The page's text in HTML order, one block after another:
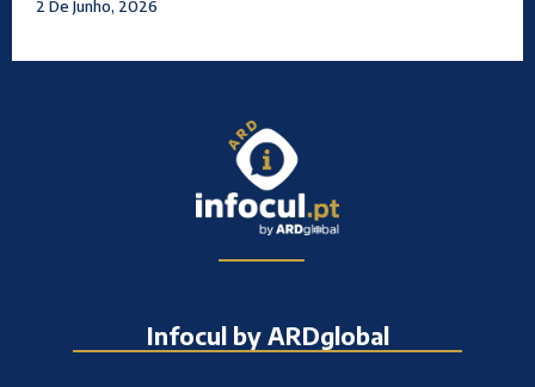
2 De Junho, 2026
Infocul by ARDglobal